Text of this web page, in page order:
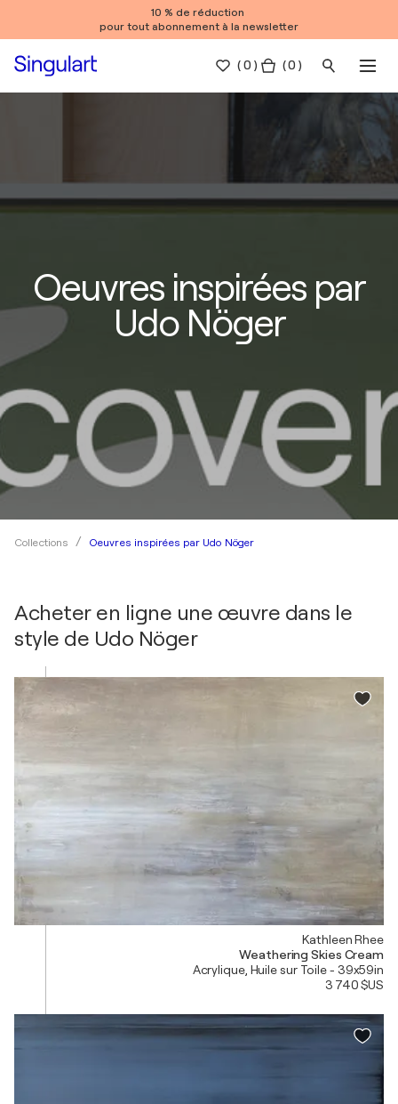
10 % de réduction
pour tout abonnement à la newsletter
(0 ) ( 0 )
Oeuvres inspirées par
Udo Nöger
Collections Oeuvres inspirées par Udo Nöger
Acheter en ligne une œuvre dans le
style de Udo Nöger
Kathleen Rhee
Weathering Skies Cream
Acrylique, Huile sur Toile - 39x59in
3 740 $US